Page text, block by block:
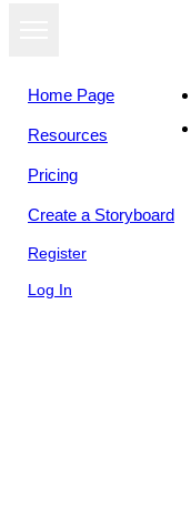
Home Page
Resources
Pricing
Create a Storyboard
Register
Log In